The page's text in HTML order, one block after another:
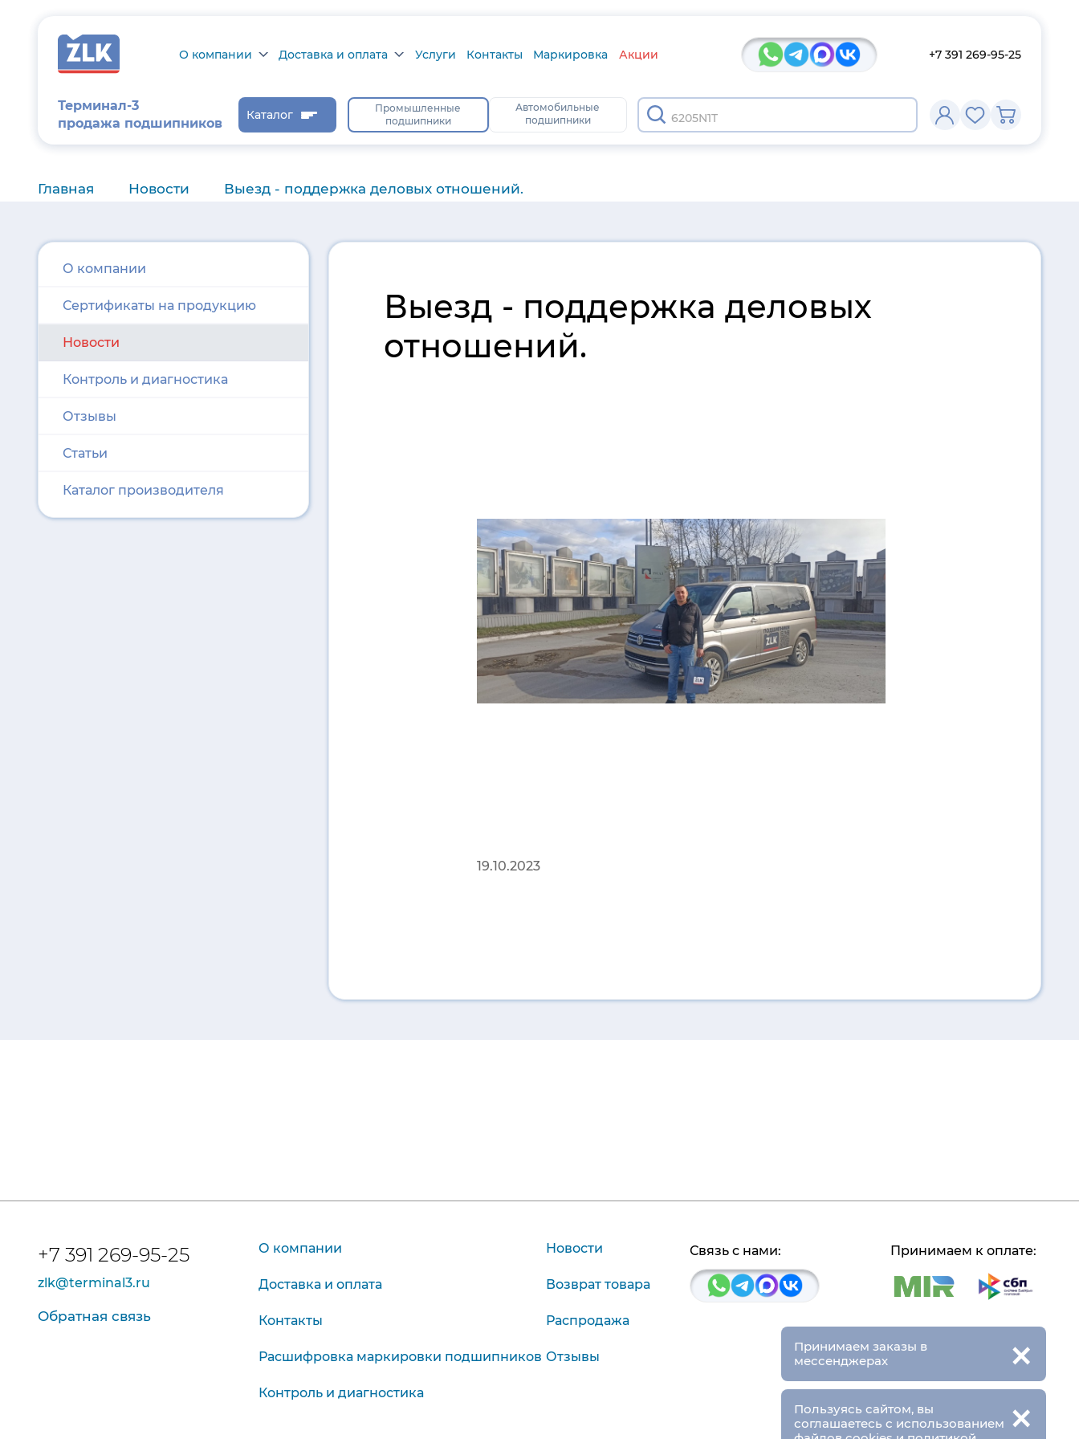
О компании
О компании
Сертификаты на
продукцию
Новости
Статьи
Доставка и оплата
Доставка и оплата
Возврат товара
Услуги Контакты Маркировка Акции +7 391 269-95-25
Терминал-3
продажа подшипников
Каталог
Промышленные
подшипники
Автомобильные
подшипники
6205N1T
Главная Новости Выезд - поддержка деловых отношений.
О компании
Сертификаты на продукцию
Новости
Контроль и диагностика
Отзывы
Статьи
Каталог производителя
Выезд - поддержка деловых
отношений.
19.10.2023
+7 391 269-95-25
zlk@terminal3.ru
Обратная связь
О компании
Доставка и оплата
Контакты
Расшифровка маркировки подшипников
Контроль и диагностика
Новости
Возврат товара
Распродажа
Отзывы
Связь с нами: Принимаем к оплате:
Пользуясь сайтом, вы
соглашаетесь с использованием ×
Принимаем заказы в
мессенджерах
×